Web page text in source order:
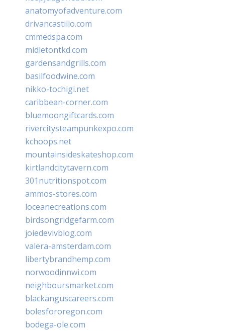
anatomyofadventure.com
drivancastillo.com
cmmedspa.com
midletontkd.com
gardensandgrills.com
basilfoodwine.com
nikko-tochigi.net
caribbean-corner.com
bluemoongiftcards.com
rivercitysteampunkexpo.com
kchoops.net
mountainsideskateshop.com
kirtlandcitytavern.com
301nutritionspot.com
ammos-stores.com
loceanecreations.com
birdsongridgefarm.com
joiedevivblog.com
valera-amsterdam.com
libertybrandhemp.com
norwoodinnwi.com
neighboursmarket.com
blackanguscareers.com
bolesfororegon.com
bodega-ole.com